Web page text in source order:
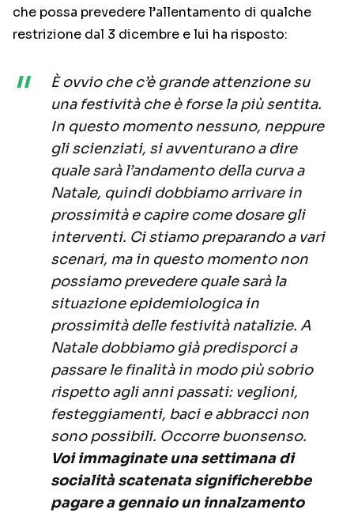
che possa prevedere l’allentamento di qualche
restrizione dal 3 dicembre e lui ha risposto:
È ovvio che c’è grande attenzione su
una festività che è forse la più sentita.
In questo momento nessuno, neppure
gli scienziati, si avventurano a dire
quale sarà l’andamento della curva a
Natale, quindi dobbiamo arrivare in
prossimità e capire come dosare gli
interventi. Ci stiamo preparando a vari
scenari, ma in questo momento non
possiamo prevedere quale sarà la
situazione epidemiologica in
prossimità delle festività natalizie. A
Natale dobbiamo già predisporci a
passare le finalità in modo più sobrio
rispetto agli anni passati: veglioni,
festeggiamenti, baci e abbracci non
sono possibili. Occorre buonsenso.
Voi immaginate una settimana di
socialità scatenata significherebbe
pagare a gennaio un innalzamento